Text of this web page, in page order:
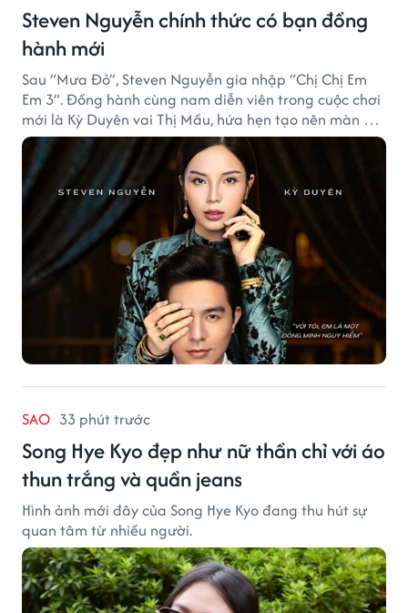
Steven Nguyễn chính thức có bạn đồng
hành mới
Sau “Mưa Đỏ”, Steven Nguyễn gia nhập “Chị Chị Em
Em 3”. Đồng hành cùng nam diễn viên trong cuộc chơi
mới là Kỳ Duyên vai Thị Mầu, hứa hẹn tạo nên màn kết
hợp nhiều bất ngờ.
SAO 33 phút trước
Song Hye Kyo đẹp như nữ thần chỉ với áo
thun trắng và quần jeans
Hình ảnh mới đây của Song Hye Kyo đang thu hút sự
quan tâm từ nhiều người.